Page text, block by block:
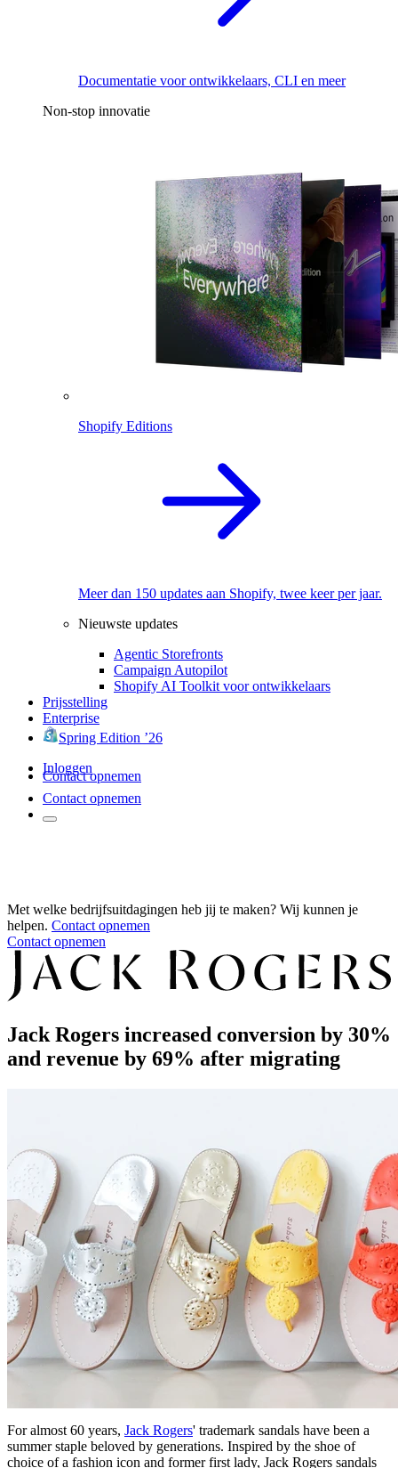
Documentatie voor ontwikkelaars, CLI en meer
Non-stop innovatie
Shopify Editions
Meer dan 150 updates aan Shopify, twee keer per jaar.
Nieuwste updates
Agentic Storefronts
Campaign Autopilot
Shopify AI Toolkit voor ontwikkelaars
Prijsstelling
Enterprise
Spring Edition ’26
Inloggen
Contact opnemen
Contact opnemen
Met welke bedrijfsuitdagingen heb jij te maken? Wij kunnen je
helpen. Contact opnemen
Contact opnemen
Jack Rogers increased conversion by 30%
and revenue by 69% after migrating
For almost 60 years, Jack Rogers' trademark sandals have been a
summer staple beloved by generations. Inspired by the shoe of
choice of a fashion icon and former first lady, Jack Rogers sandals